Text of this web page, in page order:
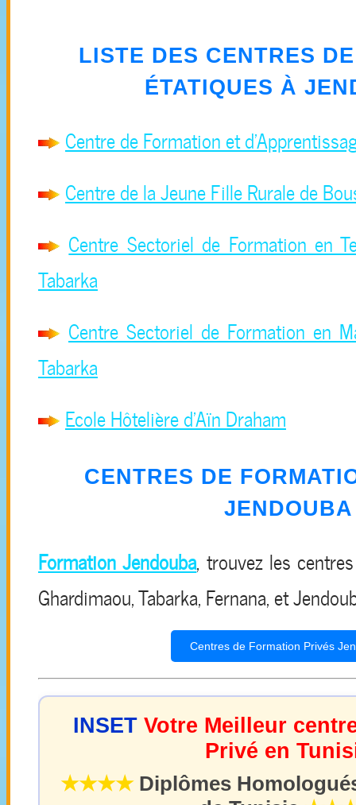
LISTE DES CENTRES
ÉTATIQUES À
Centre de Formation et
Centre de la Jeune Fille Rurale de
Centre Sectoriel de Formation en
Tabarka
Centre Sectoriel de Formation en
Tabarka
Ecole Hôtelière d’Aïn Draham
CENTRES DE
JENDOUBA
Formation Jendouba, trouvez les
Ghardimaou, Tabarka, Fernana, et
Centres de Formation Privés
INSET Votre Meilleur
Privé en
★★★★Diplômes